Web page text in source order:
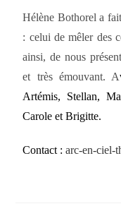
Hélène Bothorel a
: celui de mêler des
ainsi, de nous
et très émouvant. A
Artémis, Stellan,
Carole et Brigitte.
Contact :arc-en-ciel-